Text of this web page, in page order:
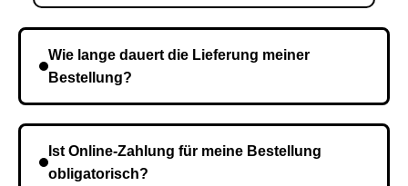
Wie lange dauert die Lieferung meiner
Bestellung?
Kurierdienst und die Zeit hängt davon ab.
Ist Online-Zahlung für meine Bestellung
obligatorisch?